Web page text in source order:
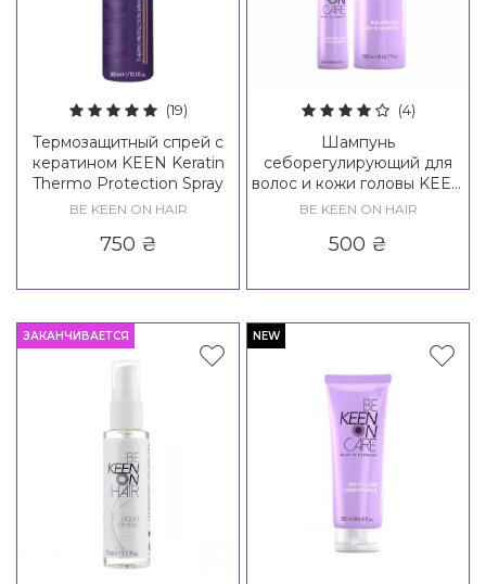
(19)
Термозащитный спрей с
кератином KEEN Keratin
Thermo Protection Spray
BE KEEN ON HAIR
750 ₴
(4)
Шампунь
себорегулирующий для
волос и кожи головы KEEN
Heavenly Care Balancing
BE KEEN ON HAIR
500 ₴
ЗАКАНЧИВАЕТСЯ NEW